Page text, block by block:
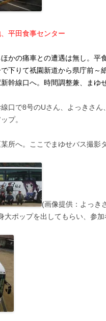
平田食事センター
かの痛車との遭遇は無し。平
下りて祇園新道から県庁前～
幹線口へ。時間調整兼、まゆ
口で8号のUさん、よっきさ
プ。
所へ。ここでまゆせバス撮影
(画像提供：よっき
大ポップを出してもらい、参加